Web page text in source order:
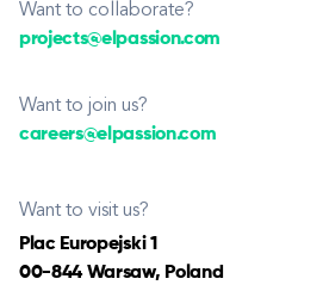
Want to collaborate?
projects@elpassion.com
Want to join us?
careers@elpassion.com
Want to visit us?
Plac Europejski 1
00-844 Warsaw, Poland